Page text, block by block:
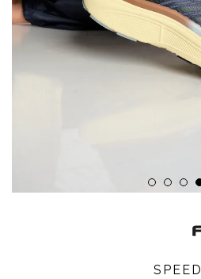
SPEED